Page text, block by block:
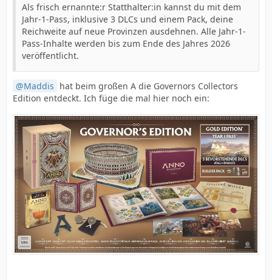
Als frisch ernannte:r Statthalter:in kannst du mit dem
Jahr-1-Pass, inklusive 3 DLCs und einem Pack, deine
Reichweite auf neue Provinzen ausdehnen. Alle Jahr-1-
Pass-Inhalte werden bis zum Ende des Jahres 2026
veröffentlicht.
Maddis hat beim großen A die Governors Collectors
Edition entdeckt. Ich füge die mal hier noch ein: